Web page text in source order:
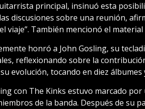
principal, insinuó esta
discusiones sobre una reunión,
viaje”. También mencionó el
honró a John Gosling, su
reflexionando sobre la
evolución, tocando en diez álbumes
con The Kinks estuvo marcado
de la banda. Después de su